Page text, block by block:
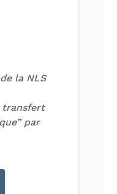
la NLS
transfert
par